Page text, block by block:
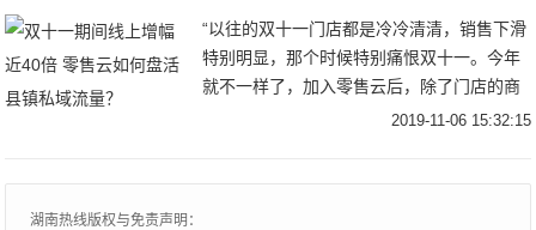
“以往的双十一门店都是冷冷清清，销售下滑
特别明显，那个时候特别痛恨双十一。今年
就不一样了，加入零售云后，除了门店的商
品和价格增加了竞争力外，还利用零售云提
2019-11-06 15:32:15
湖南热线版权与免责声明：